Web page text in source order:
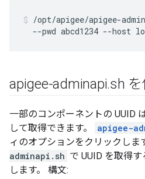
/opt/apigee/apigee-
--pwd abcd1234 --host
apigee-adminapi.sh
一部のコンポーネントの UUID は
して取得できます。
apigee-
ィのオプションをクリックしま
adminapi.sh で UUID を取得
します。 構文: